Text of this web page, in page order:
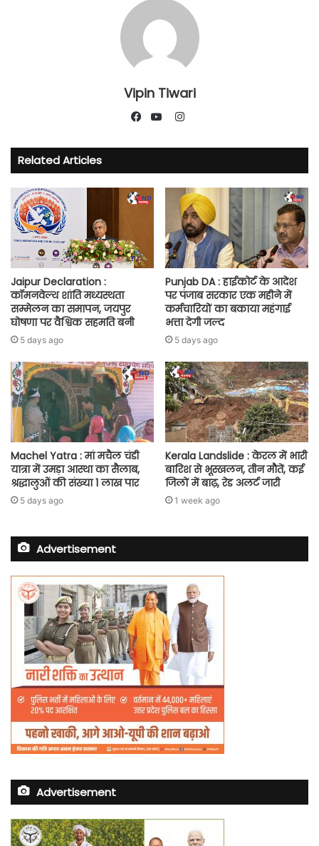
Vipin Tiwari
Instagram
Related Articles
Jaipur Declaration :
कॉमनवेल्थ शांति मध्यस्थता
सम्मेलन का समापन, जयपुर
घोषणा पर वैश्विक सहमति बनी
5 days ago
Punjab DA : हाईकोर्ट के आदेश
पर पंजाब सरकार एक महीने में
कर्मचारियों का बकाया महंगाई
भत्ता देगी जल्द
5 days ago
Machel Yatra : मां मचैल चंडी
यात्रा में उमड़ा आस्था का सैलाब,
श्रद्धालुओं की संख्या 1 लाख पार
5 days ago
Kerala Landslide : केरल में भारी
बारिश से भूस्खलन, तीन मौतें, कई
जिलों में बाढ़, रेड अलर्ट जारी
1 week ago
Advertisement
Advertisement